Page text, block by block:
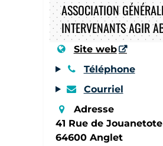
ASSOCIATION
INTERVENANTS AGIR
Site web
Téléphone
Courriel
Adresse
41 Rue de Jouanetote
64600 Anglet